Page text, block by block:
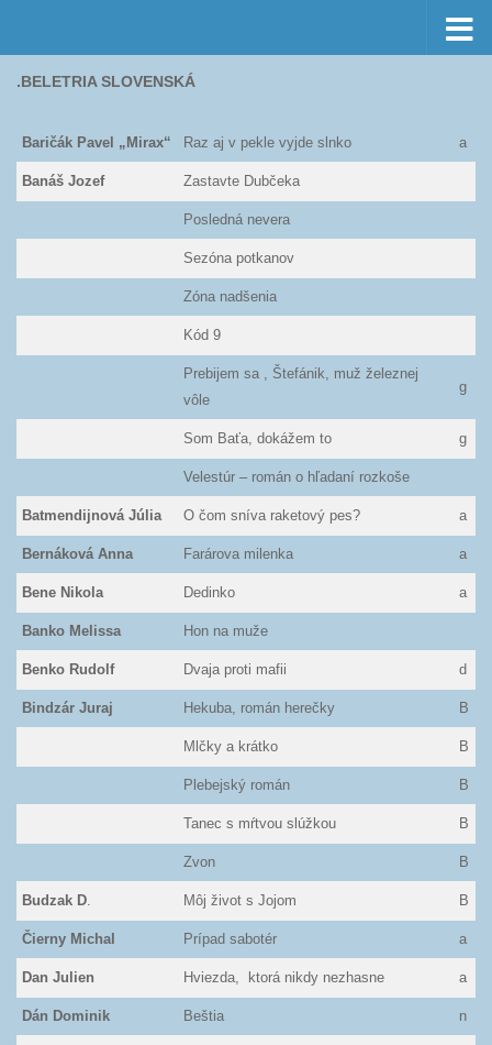
.BELETRIA SLOVENSKÁ
Baričák Pavel „Mirax“ Raz aj v pekle vyjde slnko a
Banáš Jozef Zastavte Dubčeka
Posledná nevera
Sezóna potkanov
Zóna nadšenia
Kód 9
Prebijem sa , Štefánik, muž železnej
vôle
g
Som Baťa, dokážem to g
Velestúr – román o hľadaní rozkoše
Batmendijnová Júlia O čom sníva raketový pes? a
Bernáková Anna Farárova milenka a
Bene Nikola Dedinko a
Banko Melissa Hon na muže
Benko Rudolf Dvaja proti mafii d
Bindzár Juraj Hekuba, román herečky B
Mlčky a krátko B
Plebejský román B
Tanec s mŕtvou slúžkou B
Zvon B
Budzak D. Môj život s Jojom B
Čierny Michal Prípad sabotér a
Dan Julien Hviezda, ktorá nikdy nezhasne a
Dán Dominik Beštia n